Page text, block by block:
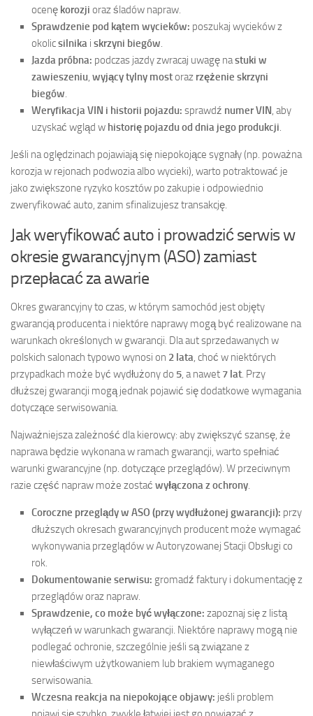
ocenę korozji oraz śladów napraw.
Sprawdzenie pod kątem wycieków: poszukaj wycieków z
okolicsilnika i skrzyni biegów.
Jazda próbna: podczas jazdy zwracaj uwagę nastuki w
zawieszeniu, wyjący tylny mostoraz rzężenie skrzyni
biegów.
Weryfikacja VIN i historii pojazdu: sprawdź numer VIN, aby
uzyskać wgląd w historię pojazdu od dnia jego produkcji.
Jeśli na oględzinach pojawiają się niepokojące sygnały (np. poważna
korozja w rejonach podwozia albo wycieki), warto potraktować je
jako zwiększone ryzyko kosztów po zakupie i odpowiednio
zweryfikować auto, zanim sfinalizujesz transakcję.
Jak weryfikować auto i prowadzić serwis w
okresie gwarancyjnym (ASO) zamiast
przepłacać za awarie
Okres gwarancyjny to czas, w którym samochód jest objęty
gwarancją producenta i niektóre naprawy mogą być realizowane na
warunkach określonych w gwarancji. Dla aut sprzedawanych w
polskich salonach typowo wynosi on 2 lata, choć w niektórych
przypadkach może być wydłużony do 5, a nawet 7 lat. Przy
dłuższej gwarancji mogą jednak pojawić się dodatkowe wymagania
dotyczące serwisowania.
Najważniejsza zależność dla kierowcy: aby zwiększyć szansę, że
naprawa będzie wykonana w ramach gwarancji, warto spełniać
warunki gwarancyjne (np. dotyczące przeglądów). W przeciwnym
razie część napraw może zostać wyłączona z ochrony.
Coroczne przeglądy w ASO (przy wydłużonej gwarancji): przy
dłuższych okresach gwarancyjnych producent może wymagać
wykonywania przeglądów w Autoryzowanej Stacji Obsługi co
rok.
Dokumentowanie serwisu: gromadź faktury i dokumentację z
przeglądów oraz napraw.
Sprawdzenie, co może być wyłączone: zapoznaj się z listą
wyłączeń w warunkach gwarancji. Niektóre naprawy mogą nie
podlegać ochronie, szczególnie jeśli są związane z
niewłaściwym użytkowaniem lub brakiem wymaganego
serwisowania.
Wczesna reakcja na niepokojące objawy: jeśli problem